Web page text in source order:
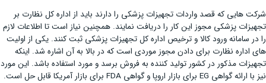
شرکت هایی که قصد واردات تجهیزات پزشکی را دارند باید از اداره کل نظارت بر
تجهیزات پزشکی مجوز این کار را دریافت نمایند. همچنین نیاز است تا اطلاعات لازم
را در سامانه ورود کالا و ترخیص اداره کل تجهیزات پزشکی ثبت کنند. یکی از اولیت
های اداره نظارت برای دادن مجوز موردی است که در بالا به آن اشاره شد. اینکه
تجهیزات مذکور در کشور تولید کننده به فروش برسد و مورد استفاده باشد. این مورد
نیز با ارائه گواهی EG برای بازار اروپا و گواهی FDA برای بازار آمریکا قابل حل است.